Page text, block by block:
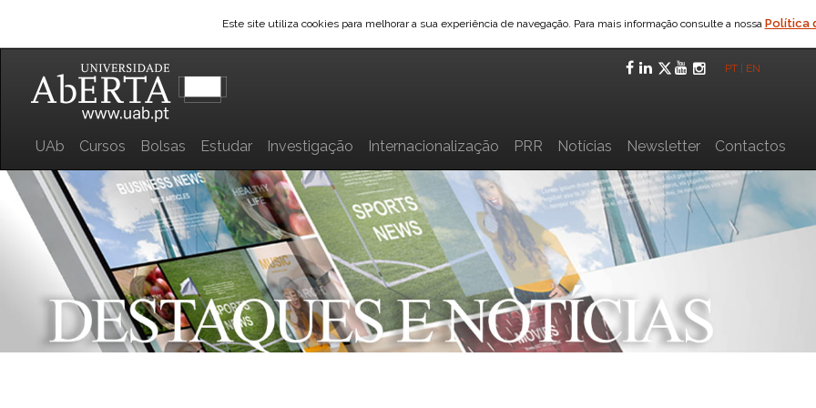
Este site utiliza cookies para melhorar a sua experiência de navegação. Para mais informação consulte a nossa Política
Facebook
LinkedIn
Twitter
YouTube
PT EN
UAb Cursos Bolsas Estudar Investigação Internacionalização PRR Notícias Newsletter Contactos